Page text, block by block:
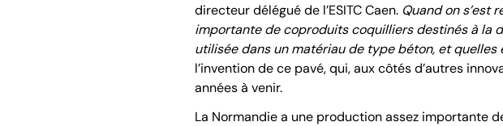
directeur délégué de l’ESITC Caen. Quand on s’est
importante de coproduits coquilliers destinés à la
utilisée dans un matériau de type béton, et
l’invention de ce pavé, qui, aux côtés d’autres
années à venir.
La Normandie a une production assez